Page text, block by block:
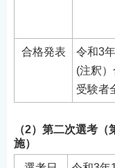
合格発表
令和3
(注釈
受験者
（2）第二次選考
施）